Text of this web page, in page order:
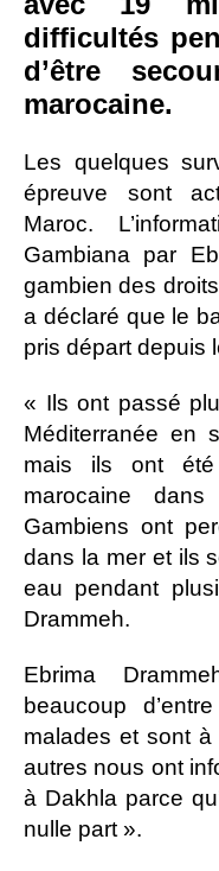
difficultés
d’être
marocaine.
Les quelques
épreuve sont
Maroc.
Gambiana par
gambien des
a déclaré que le
pris départ depuis
« Ils ont passé
Méditerranée en
mais ils ont
marocaine
Gambiens ont
dans la mer et ils
eau pendant
Drammeh.
Ebrima
beaucoup
malades et sont à
autres nous ont
à Dakhla parce
nulle part ».